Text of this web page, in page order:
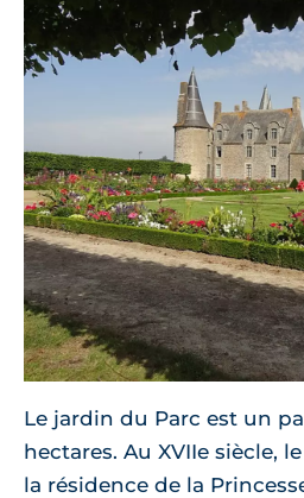
Le jardin du Parc est un
hectares. Au XVIIe siècle,
la résidence de la